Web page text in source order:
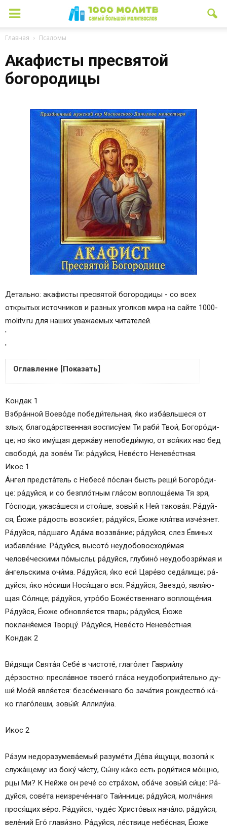
Главная Псаломы
Акафисты пресвятой
богородицы
Детально: акафисты пресвятой богородицы - со всех
открытых источников и разных уголков мира на сайте 1000-
molitv.ru для наших уважаемых читателей.
'
'
Оглавление [Показать]
Б
И
Х
Покров — любимый осенний праздник
АКАФИСТ ПРЕСВЯТОЙ БОГОРОДИЦЕ ПРЕД
ИКОНОЙ «ВСЕЦАРИЦА»
Акафист Пресвятой Богородице — слушать
Кондак 1
Взбра́нной Воево́де победи́тельная, я́ко из­ба́вль­ше­ся от
злых, бла­го­да́р­ствен­ная воспису́ем Ти раби́ Твои́, Бо­го­ро́­ди­
це; но я́ко иму́щая держа́ву непобеди́мую, от вся́­ких нас бед
сво­бо­ди́, да зо­ве́м Ти: ра́­дуй­ся, Не­ве́с­то Не­не­ве́ст­ная.
Икос 1
А́н­гел пред­ста́­тель с Не­бе­се́ по́с­лан бысть ре­щи́ Бо­го­ро́­ди­
це: ра́­дуй­ся, и со безпло́тным гла́сом воплоща́ема Тя зря,
Го́с­по­ди, ужаса́шеся и стоя́ше, зо­вы́й к Ней та­ко­ва́я: Ра́­дуй­
ся, Е́ю­же ра́­дость возсия́ет; ра́­дуй­ся, Е́ю­же кля́тва изче́знет.
Ра́­дуй­ся, па́д­ша­го Ада́ма воззва́ние; ра́­дуй­ся, слез Е́виных
из­бав­ле́­ние. Ра́­дуй­ся, высото́ неудобовосходи́мая
челове́ческими по́мыслы; ра́­дуй­ся, глубино́ неудобозри́мая и
а́нгельскима очи́­ма. Ра́­дуй­ся, я́ко еси́ Царе́во седа́лище; ра́­
дуй­ся, я́ко но́сиши Но­ся́­ща­го вся. Ра́­дуй­ся, Звез­до́, яв­ля́ю­
щая Со́лн­це; ра́­дуй­ся, утро́бо Бо­же́ст­вен­на­го воплоще́ния.
Ра́­дуй­ся, Е́ю­же обновля́ется тварь; ра́­дуй­ся, Е́ю­же
покланя́емся Твор­цу́. Ра́­дуй­ся, Не­ве́с­то Не­не­ве́ст­ная.
Кондак 2
Ви́­дя­щи Свя­та́я Се­бе́ в чис­то­те́, глаго́лет Гаврии́лу
де́рзостно: пре­сла́в­ное тво­его́ гла́­са неудобоприя́тельно ду­
ши́ Мое́й явля́­ет­ся: безсе́меннаго бо зача́тия рождество́ ка́­
ко глаго́леши, зо­вы́й: Алли­лу́иа.
Икос 2
Ра́­зум недоразумева́емый ра­зу­ме́­ти Де́ва и́щу­щи, возо­пи́ к
служа́щему: из боку́ чи́сту, Сы́­ну ка́­ко есть роди́тися мо́щно,
рцы Ми? К Ней­же он ре­че́ со стра́­хом, оба́­че зо­вы́й си́­це: Ра́­
дуй­ся, сове́та не­из­ре­че́н­наго Таи́ннице; ра́­дуй­ся, молча́ния
прося́щих ве́ро. Ра́­дуй­ся, чу­де́с Хри­сто́­вых на­ча́­ло; ра́­дуй­ся,
ве­ле́­ний Его́ глави́зно. Ра́­дуй­ся, ле́ствице не­бе́с­ная, Е́ю­же